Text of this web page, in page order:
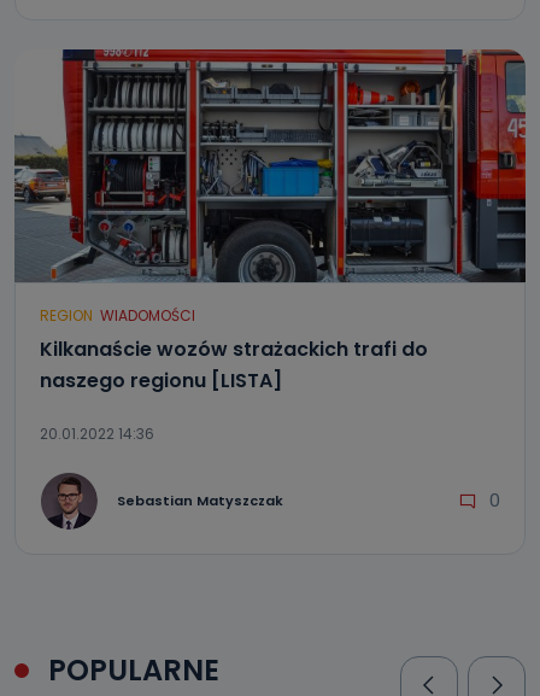
dane, które pochodzą bezpośrednio od Państwa (lub
zostały przekazane w Państwa imieniu) lub dane osobowe,
które zostały zebrane ze źródeł publicznie dostępnych, w
szczególności: imię i nazwisko, adres e-mail, telefon
kontaktowy, adres korespondencyjny. Odbiorcą Pastwa
danych osobowych są pracownicy i współpracownicy
oraz partnerzy wspomagający administratora w jego
biznesowej działalności.
Jak skontaktować się z inspektorem
danych osobowych?
Można to zrobić pod numerem telefonu 62 735-51-05 lub
REGION WIADOMOŚCI
Kilkanaście wozów strażackich trafi do
naszego regionu [LISTA]
20.01.2022 14:36
Sebastian Matyszczak 0
POPULARNE